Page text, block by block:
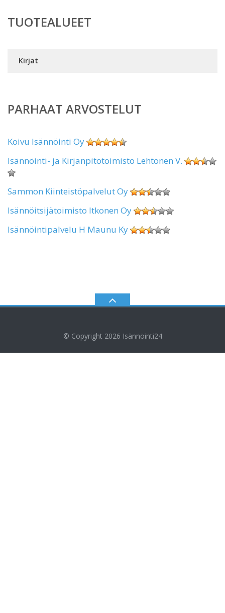
TUOTEALUEET
Kirjat
PARHAAT ARVOSTELUT
Koivu Isännöinti Oy
Isännöinti- ja Kirjanpitotoimisto Lehtonen V.
Sammon Kiinteistöpalvelut Oy
Isännöitsijätoimisto Itkonen Oy
Isännöintipalvelu H Maunu Ky
© Copyright 2026 Isännöinti24